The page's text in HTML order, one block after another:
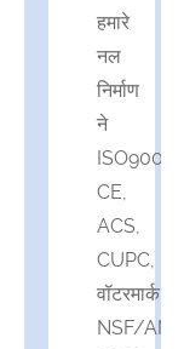
हमारे
नल
निर्माण
ने
ISO9001,
CE,
ACS,
CUPC,
वॉटरमार्क,
NSF/ANSI,